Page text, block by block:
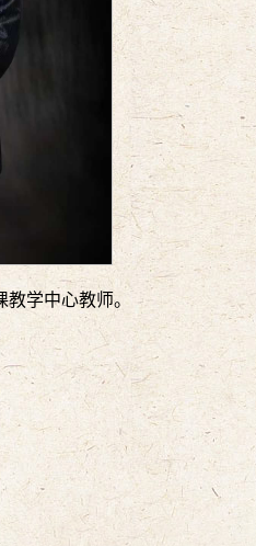
学中心教师。